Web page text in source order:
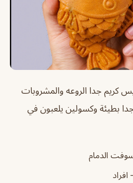
جدا الروعه ‏والمشروبات
بطيئة وكسولين ‏يلعبون في
الدمام